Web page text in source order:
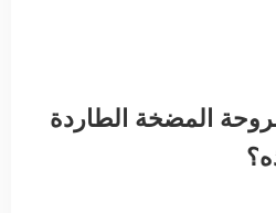
المضخة الطاردة